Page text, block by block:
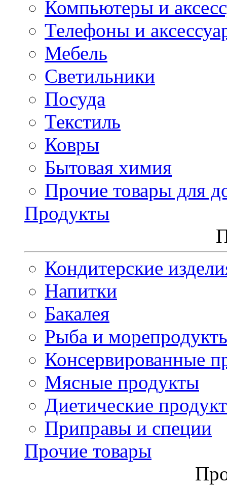
Компьютеры и
Телефоны и
Мебель
Светильники
Посуда
Текстиль
Ковры
Бытовая химия
Прочие товары для
Продукты
Кондитерские
Напитки
Бакалея
Рыба и
Консервированные
Мясные продукты
Диетические
Приправы и специи
Прочие товары